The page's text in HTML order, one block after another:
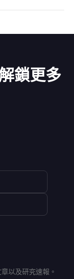
鎖更多
以及研究速報。